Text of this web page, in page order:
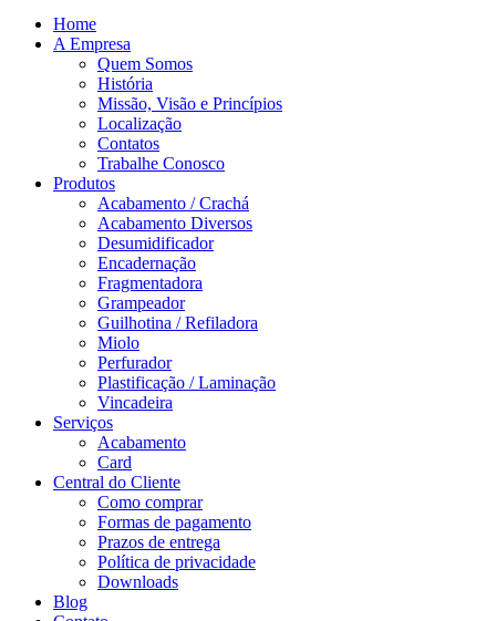
Home
A Empresa
Quem Somos
História
Missão, Visão e Princípios
Localização
Contatos
Trabalhe Conosco
Produtos
Acabamento / Crachá
Acabamento Diversos
Desumidificador
Encadernação
Fragmentadora
Grampeador
Guilhotina / Refiladora
Miolo
Perfurador
Plastificação / Laminação
Vincadeira
Serviços
Acabamento
Card
Central do Cliente
Como comprar
Formas de pagamento
Prazos de entrega
Política de privacidade
Downloads
Blog